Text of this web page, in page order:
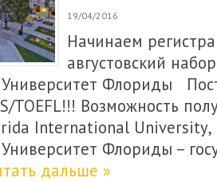
19/04/2016
Начинаем
августовский
Флориды
TOEFL!!! Возможность
International
Флориды –
дальше »